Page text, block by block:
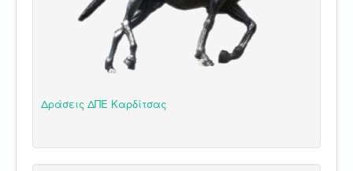
Δράσεις ΔΠΕ Καρδίτσας